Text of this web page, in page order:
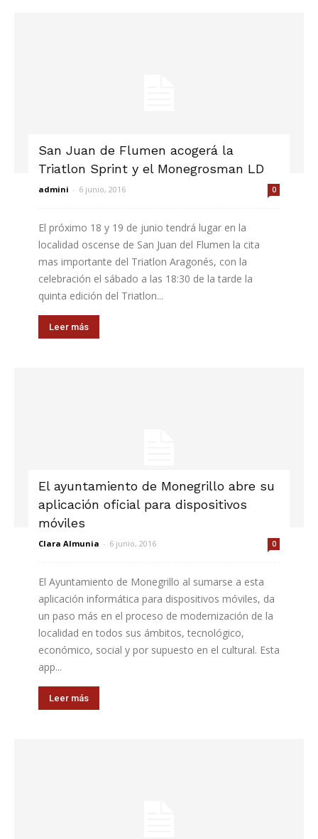
San Juan de Flumen acogerá la
Triatlon Sprint y el Monegrosman LD
admini - 6 junio, 2016 0
El próximo 18 y 19 de junio tendrá lugar en la
localidad oscense de San Juan del Flumen la cita
mas importante del Triatlon Aragonés, con la
celebración el sábado a las 18:30 de la tarde la
quinta edición del Triatlon...
Leer más
El ayuntamiento de Monegrillo abre su
aplicación oficial para dispositivos
móviles
Clara Almunia - 6 junio, 2016 0
El Ayuntamiento de Monegrillo al sumarse a esta
aplicación informática para dispositivos móviles, da
un paso más en el proceso de modernización de la
localidad en todos sus ámbitos, tecnológico,
económico, social y por supuesto en el cultural. Esta
app...
Leer más